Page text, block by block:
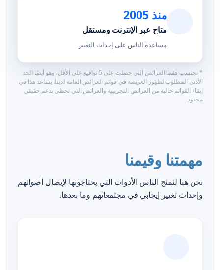
منذ 2005
متاح عبر الإنترنت ومستقل
مساعدة الناس على إحداث التغيير
* نحتسب فقط العرائض التي حصلت على 5 تواقيع على الأقل، وهو أيضًا الحد
الأدنى المطلوب لظهور العريضة في قوائم العرائض العامة لدينا. يساعد هذا في
إبقاء القوائم خالية من العرائض التجريبية والعرائض التي تحظى بدعم حقيقي
محدود.
مهمتنا وقيمنا
نحن هنا لنمنح الناس الأدوات التي يحتاجونها لإيصال أصواتهم
وإحداث تغيير إيجابي في مجتمعاتهم وما بعدها.